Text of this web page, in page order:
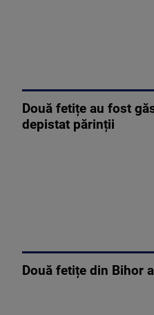
Două fetițe au fost
depistat părinții
Două fetițe din Bihor